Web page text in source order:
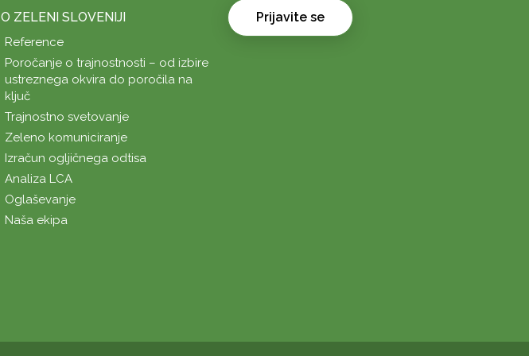
O ZELENI SLOVENIJI
Reference
Poročanje o trajnostnosti – od izbire
ustreznega okvira do poročila na
ključ
Trajnostno svetovanje
Zeleno komuniciranje
Izračun ogljičnega odtisa
Analiza LCA
Oglaševanje
Naša ekipa
Prijavite se